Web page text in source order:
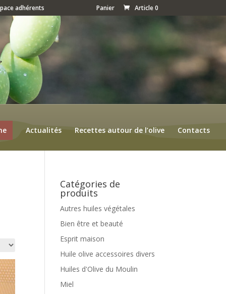
adhérents Panier Article 0
Actualités Recettes autour de l’olive Contacts
Catégories de
produits
Autres huiles végétales
Bien être et beauté
Esprit maison
Huile olive accessoires divers
Huiles d'Olive du Moulin
Miel